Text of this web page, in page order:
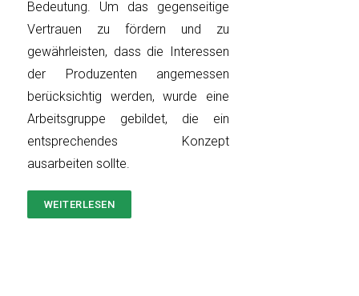
Bedeutung. Um das gegenseitige
Vertrauen zu fördern und zu
gewährleisten, dass die Interessen
der Produzenten angemessen
berücksichtig werden, wurde eine
Arbeitsgruppe gebildet, die ein
entsprechendes Konzept
ausarbeiten sollte.
WEITERLESEN
VEREINBARUNG